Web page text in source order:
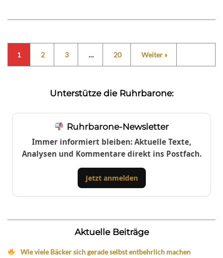
1 2 3 … 20 Weiter »
Unterstütze die Ruhrbarone:
Ruhrbarone-Newsletter
Immer informiert bleiben: Aktuelle Texte,
Analysen und Kommentare direkt ins Postfach.
Jetzt anmelden
Aktuelle Beiträge
Wie viele Bäcker sich gerade selbst entbehrlich machen